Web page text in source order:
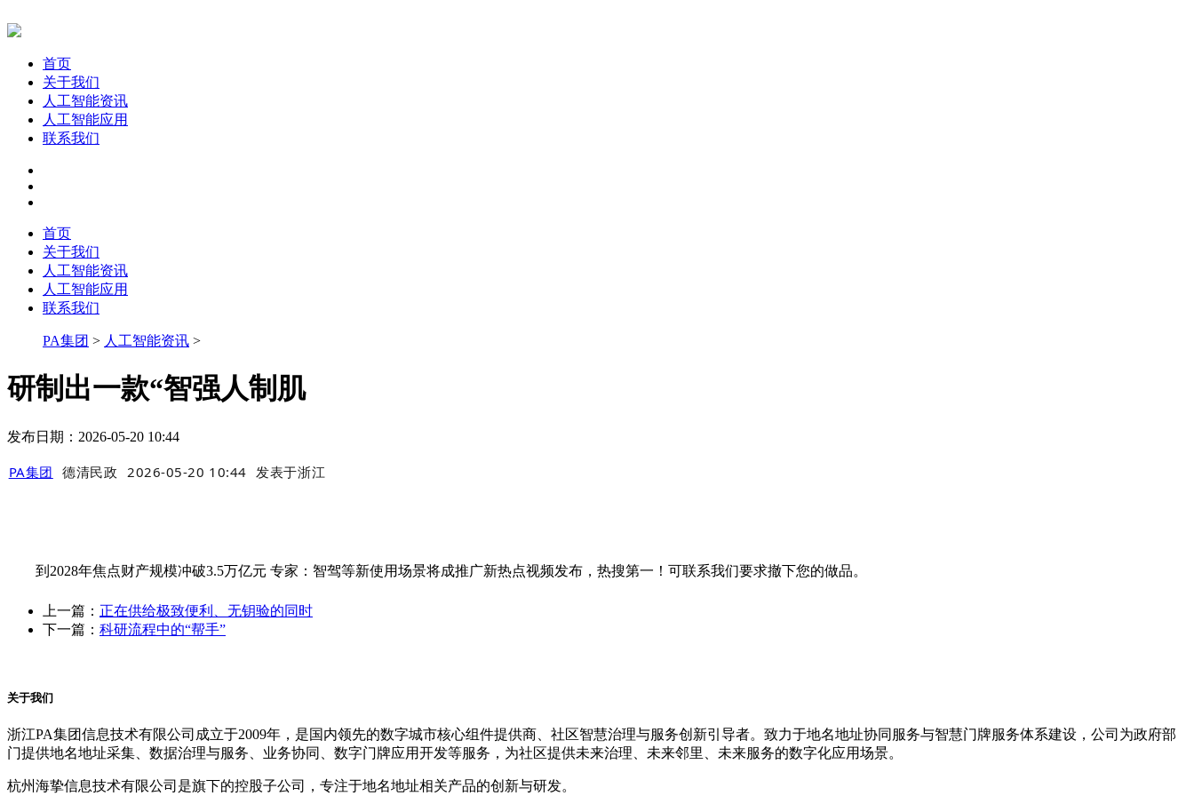
首页
关于我们
人工智能资讯
人工智能应用
联系我们
首页
关于我们
人工智能资讯
人工智能应用
联系我们
PA集团 > 人工智能资讯 >
研制出一款“智强人制肌
发布日期：2026-05-20 10:44
PA集团 德清民政 2026-05-20 10:44 发表于浙江
到2028年焦点财产规模冲破3.5万亿元 专家：智驾等新使用场景将成推广新热点视频发布，热搜第一！可联系我们要求撤下您的做品。
上一篇： 正在供给极致便利、无钥验的同时
下一篇： 科研流程中的“帮手”
关于我们
浙江PA集团信息技术有限公司成立于2009年，是国内领先的数字城市核心组件提供商、社区智慧治理与服务创新引导者。致力于地名地址协同服务与智慧门牌服务体系建设，公司为政府部
门提供地名地址采集、数据治理与服务、业务协同、数字门牌应用开发等服务，为社区提供未来治理、未来邻里、未来服务的数字化应用场景。
杭州海挚信息技术有限公司是旗下的控股子公司，专注于地名地址相关产品的创新与研发。